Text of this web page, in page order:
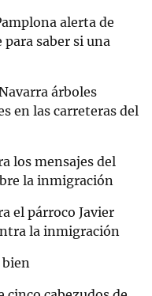
alerta de
saber si una
árboles
en las carreteras del
los mensajes del
la inmigración
el párroco Javier
la inmigración
bien